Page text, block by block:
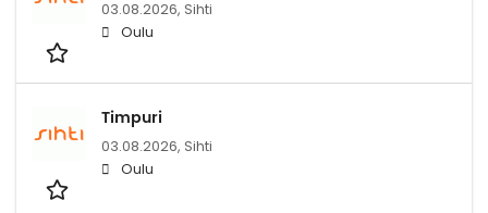
03.08.2026, Sihti
Oulu
Timpuri
03.08.2026, Sihti
Oulu